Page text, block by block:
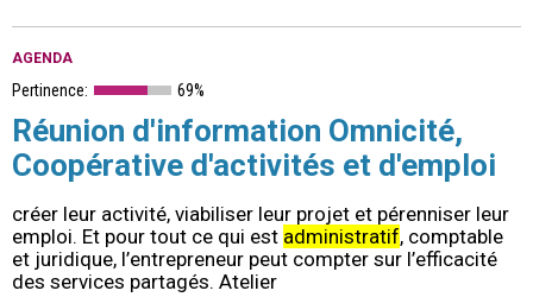
AGENDA
Pertinence: 69%
Réunion d'information Omnicité,
Coopérative d'activités et d'emploi
créer leur activité, viabiliser leur projet et pérenniser leur
emploi. Et pour tout ce qui est administratif, comptable
et juridique, l’entrepreneur peut compter sur l’efficacité
des services partagés. Atelier